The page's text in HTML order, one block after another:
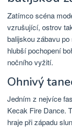
Zatímco scéna
vzrušující, ostrov
balijskou zábavu
hlubší pochopení
nočního vyžití.
Ohnivý
Jedním z nejvíce
Kecak Fire Dance.
hraje při západu